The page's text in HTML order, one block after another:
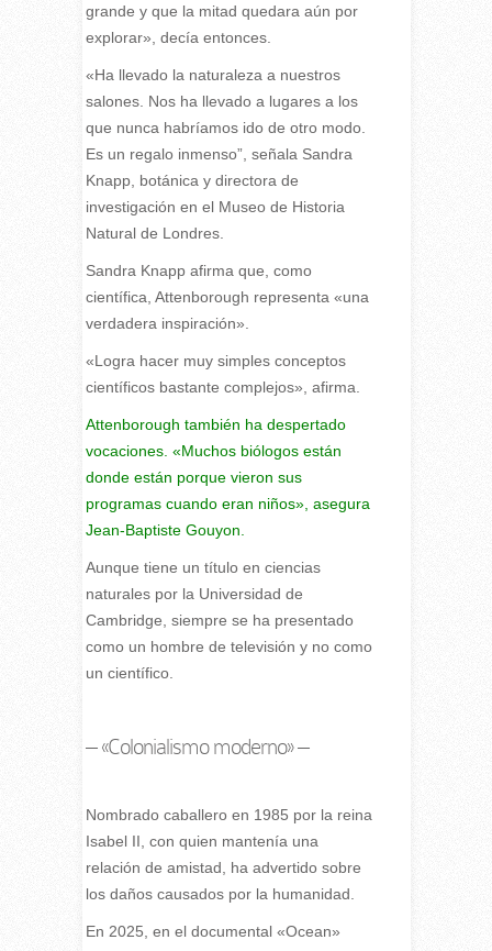
grande y que la mitad quedara aún por
explorar», decía entonces.
«Ha llevado la naturaleza a nuestros
salones. Nos ha llevado a lugares a los
que nunca habríamos ido de otro modo.
Es un regalo inmenso”, señala Sandra
Knapp, botánica y directora de
investigación en el Museo de Historia
Natural de Londres.
Sandra Knapp afirma que, como
científica, Attenborough representa «una
verdadera inspiración».
«Logra hacer muy simples conceptos
científicos bastante complejos», afirma.
Attenborough también ha despertado
vocaciones. «Muchos biólogos están
donde están porque vieron sus
programas cuando eran niños», asegura
Jean-Baptiste Gouyon.
Aunque tiene un título en ciencias
naturales por la Universidad de
Cambridge, siempre se ha presentado
como un hombre de televisión y no como
un científico.
– «Colonialismo moderno» –
Nombrado caballero en 1985 por la reina
Isabel II, con quien mantenía una
relación de amistad, ha advertido sobre
los daños causados por la humanidad.
En 2025, en el documental «Ocean»